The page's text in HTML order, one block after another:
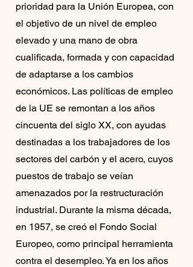
prioridad para la Unión Europea, con
el objetivo de un nivel de empleo
elevado y una mano de obra
cualificada, formada y con capacidad
de adaptarse a los cambios
económicos. Las políticas de empleo
de la UE se remontan a los años
cincuenta del siglo XX, con ayudas
destinadas a los trabajadores de los
sectores del carbón y el acero, cuyos
puestos de trabajo se veían
amenazados por la restructuración
industrial. Durante la misma década,
en 1957, se creó el Fondo Social
Europeo, como principal herramienta
contra el desempleo. Ya en los años